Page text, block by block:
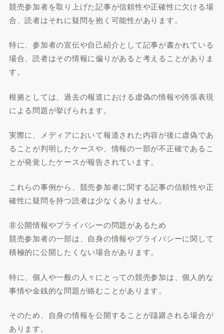
競売参加者を取り上げた記事が信頼性や正確性に欠ける場
合、読者はそれに疑問を抱く可能性があります。
特に、参加者の宣伝や自己紹介として記事が書かれている
場合、読者はその情報に偏りがあると考えることがありま
す。
根拠としては、過去の報道における虚偽の情報や誇張表現
による問題が挙げられます。
実際に、メディアにおいて報道された内容が後に虚偽であ
ることが判明したケースや、情報の一部が不正確であるこ
とが発覚したケースが報告されています。
これらの事例から、競売参加者に関する記事の信頼性や正
確性に疑問を持つ読者は少なくありません。
非公開情報やプライバシーの問題があるため
競売参加者の一部は、自身の情報やプライバシーに関して
積極的に公開したくない場合があります。
特に、個人や一般の人々にとっての競売参加は、個人的な
事情や金銭的な問題が絡むことがあります。
そのため、自身の情報を公開することが躊躇される場合が
あります。